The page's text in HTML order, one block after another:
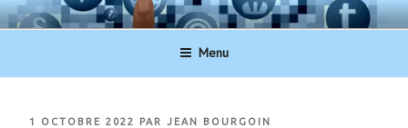
Aller
au
principal
NUMERO-SERVICECLIENT.BE
Menu
PUBLIÉ
1 OCTOBRE 2022 PAR JEAN BOURGOIN